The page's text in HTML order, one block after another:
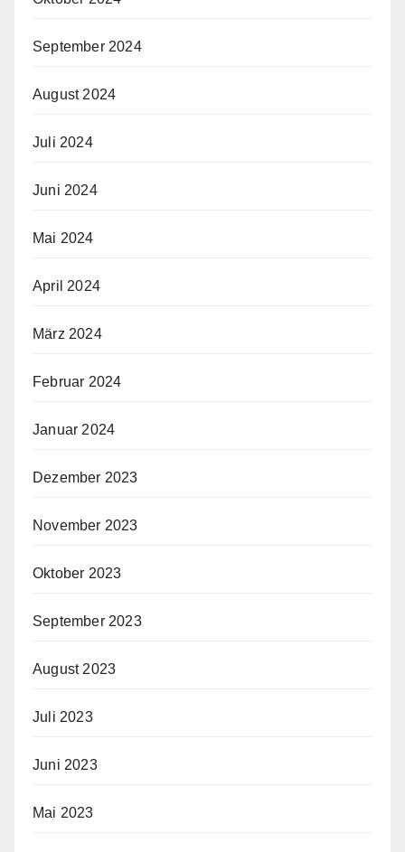
September 2024
August 2024
Juli 2024
Juni 2024
Mai 2024
April 2024
März 2024
Februar 2024
Januar 2024
Dezember 2023
November 2023
Oktober 2023
September 2023
August 2023
Juli 2023
Juni 2023
Mai 2023